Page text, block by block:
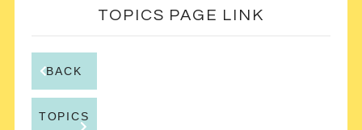
TOPICS PAGE LINK
BACK
TOPICS